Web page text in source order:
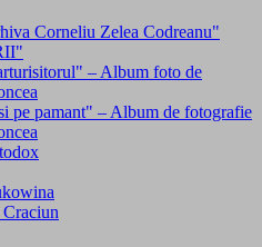
Corneliu Zelea Codreanu"
– Album foto de
pe pamant" – Album de fotografie